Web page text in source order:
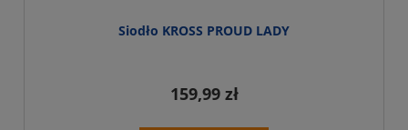
Siodło KROSS PROUD LADY
159,99 zł